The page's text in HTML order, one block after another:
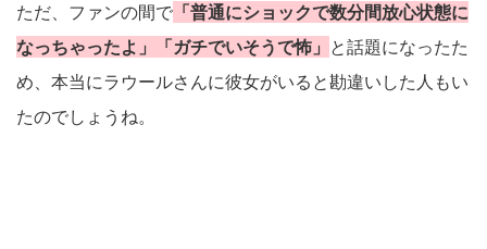
ただ、ファンの間で 「普通にショックで数分間放心状態に
なっちゃったよ」「ガチでいそうで怖」 と話題になったた
め、本当にラウールさんに彼女がいると勘違いした人もい
たのでしょうね。